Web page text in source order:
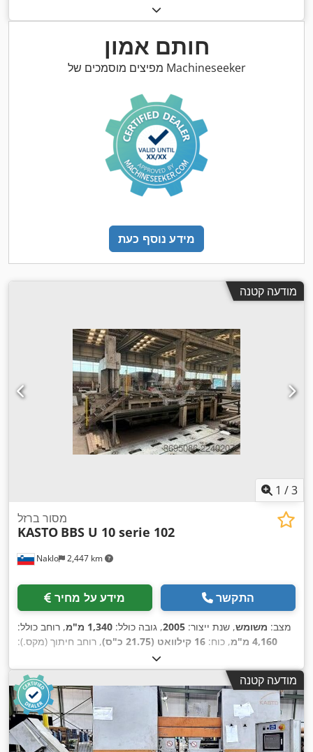
חותם אמון
מפיצים מוסמכים של Machineseeker
מידע נוסף כעת
מודעה קטנה
1 /3
Naklo 2,447 km
מסור ברזל
KASTO BBS U 10 serie 102
מידע על מחיר התקשר
מצב: משומש, שנת ייצור: 2005, גובה כולל: 1,340 מ"מ
, רוחב כולל:
4,160 מ"מ
, כוח: 16 קילוואט (21.75 כ"ס)
, רוחב חיתוך (מקס.):
1,060 מ"מ
מודעה קטנה